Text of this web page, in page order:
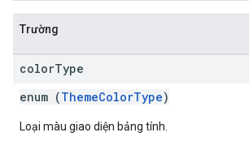
Trường
colorType
enum (ThemeColorType)
Loại màu giao diện bảng tính.